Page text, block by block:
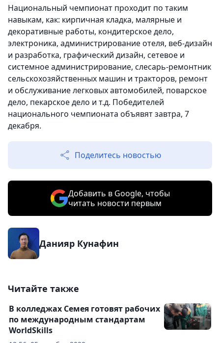
Национальный чемпионат проходит по таким
навыкам, как: кирпичная кладка, малярные и
декоративные работы, кондитерское дело,
электроника, администрирование отеля, веб-дизайн
и разработка, графический дизайн, сетевое и
системное администрирование, слесарь-ремонтник
сельскохозяйственных машин и тракторов, ремонт
и обслуживание легковых автомобилей, поварское
дело, пекарское дело и т.д. Победителей
национального чемпионата объявят завтра, 7
декабря.
Поделитесь новостью
Добавить в Google, чтобы
читать новости первым
Данияр Кунафин
Читайте также
В колледжах Семея готовят рабочих
по международным стандартам
WorldSkills